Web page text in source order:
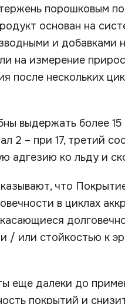
порошковым
основан на
и добавками
на измерение
после нескольких
выдержать более
2 – при 17, третий
адгезию ко льду и
что
в циклах
/ или стойкостью к
еще далеки до
покрытий и